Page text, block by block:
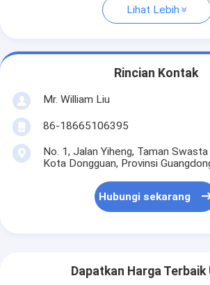
Lihat Lebih
Rincian Kontak
Mr. William Liu
86-18665106395
No. 1, Jalan Yiheng, Taman Swasta
Kota Dongguan, Provinsi
Hubungi sekarang
Dapatkan Harga Terbaik